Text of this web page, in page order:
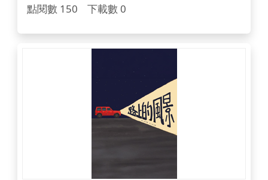
點閱數 150 下載數 0